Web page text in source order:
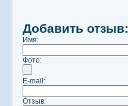
Добавить отзыв:
Имя:
Фото:
E-mail:
Отзыв: